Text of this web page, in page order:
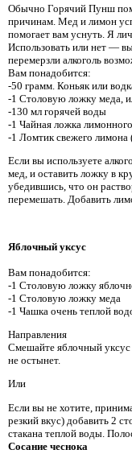
Обычно Горячий Пунш
причинам. Мед и лимон
помогает вам уснуть. Я
Использовать или нет —
перемерзли алкоголь
Вам понадобится:
-50 грамм. Коньяк или
-1 Столовую ложку меда,
-130 мл горячей воды
-1 Чайная ложка
-1 Ломтик свежего
Если вы используете
мед, и оставить ложку в
убедившись, что он
перемешать. Добавить
Яблочный уксус
Вам понадобится:
-1 Столовую ложку
-1 Столовую ложку меда
-1 Чашка очень теплой
Направления
Смешайте яблочный уксус
не остынет.
Или
Если вы не хотите,
резкий вкус) добавить 2
стакана теплой воды.
Сосание чеснока